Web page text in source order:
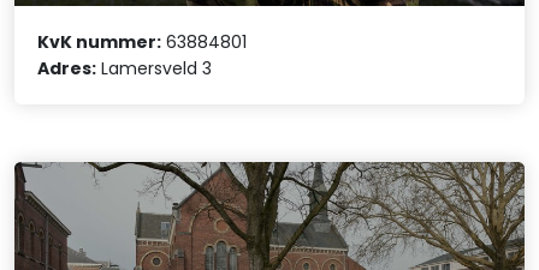
KvK nummer: 63884801
Adres: Lamersveld 3